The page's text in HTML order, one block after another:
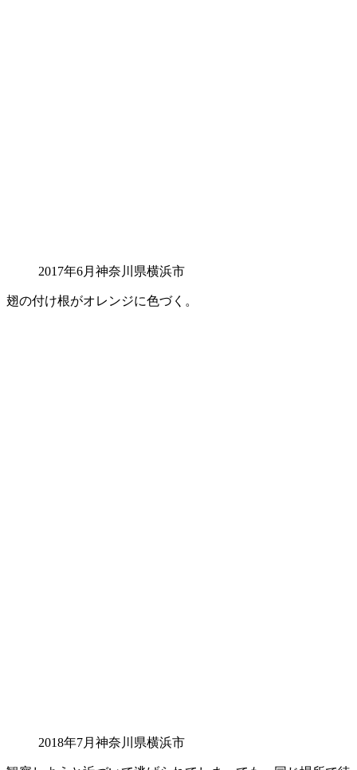
2017年6月神奈川県横浜市
翅の付け根がオレンジに色づく。
2018年7月神奈川県横浜市